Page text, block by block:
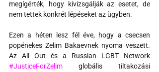
megígérték, hogy kivizsgálják az esetet, de
nem tettek konkrét lépéseket az ügyben.
Ezen a héten lesz fél éve, hogy a csecsen
popénekes Zelim Bakaevnek nyoma veszett.
#JusticeForZelim globális tiltakozási